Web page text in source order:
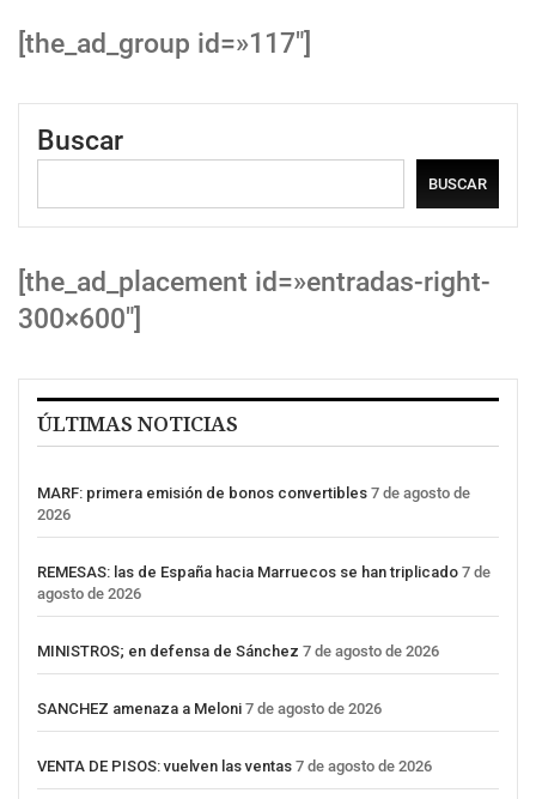
[the_ad_group id=»117″]
Buscar
BUSCAR
[the_ad_placement id=»entradas-right-
300×600″]
ÚLTIMAS NOTICIAS
MARF: primera emisión de bonos convertibles 7 de agosto de
2026
REMESAS: las de España hacia Marruecos se han triplicado 7 de
agosto de 2026
MINISTROS; en defensa de Sánchez 7 de agosto de 2026
SANCHEZ amenaza a Meloni 7 de agosto de 2026
VENTA DE PISOS: vuelven las ventas 7 de agosto de 2026